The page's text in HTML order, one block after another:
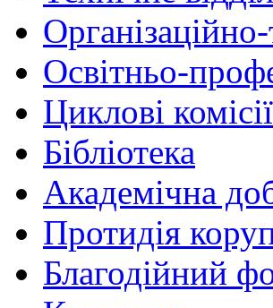
Освітньо-
Циклові комісії
Бібліотека
Академічна
Протидія
Благодійний